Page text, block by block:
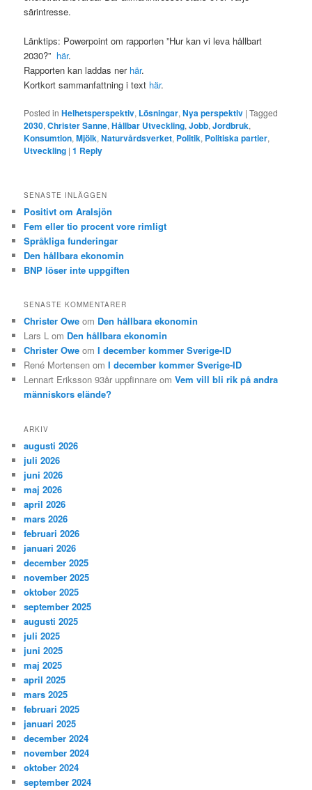
särintresse.
Länktips: Powerpoint om rapporten ”Hur kan vi leva hållbart
2030?” här.
Rapporten kan laddas ner här.
Kortkort sammanfattning i text här.
Posted in Helhetsperspektiv, Lösningar,Nya perspektiv |Tagged
2030,Christer Sanne,Hållbar Utveckling,Jobb,Jordbruk,
Konsumtion,Mjölk,Naturvårdsverket, Politik, Politiska partier,
Utveckling |1 Reply
SENASTE INLÄGGEN
Positivt om Aralsjön
Fem eller tio procent vore rimligt
Språkliga funderingar
Den hållbara ekonomin
BNP löser inte uppgiften
SENASTE KOMMENTARER
Christer Owe om Den hållbara ekonomin
Lars L om Den hållbara ekonomin
Christer Owe omI december kommer Sverige-ID
René Mortensen omI december kommer Sverige-ID
Lennart Eriksson 93år uppfinnare omVem vill bli rik på andra
människors elände?
ARKIV
augusti 2026
juli 2026
juni 2026
maj 2026
april 2026
mars 2026
februari 2026
januari 2026
december 2025
november 2025
oktober 2025
september 2025
augusti 2025
juli 2025
juni 2025
maj 2025
april 2025
mars 2025
februari 2025
januari 2025
december 2024
november 2024
oktober 2024
september 2024